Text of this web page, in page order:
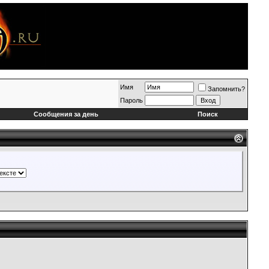
Имя
Запомнить?
Пароль
Сообщения за день Поиск